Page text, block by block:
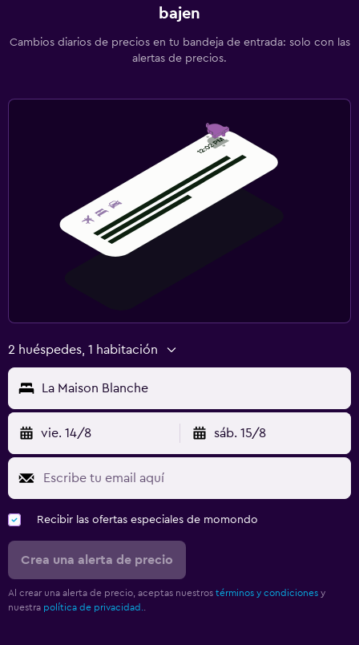
bajen
Cambios diarios de precios en tu bandeja de entrada: solo con las
alertas de precios.
2 huéspedes, 1 habitación
La Maison Blanche
vie. 14/8 sáb. 15/8
Recibir las ofertas especiales de momondo
Crea una alerta de precio
Al crear una alerta de precio, aceptas nuestros términos y condiciones y
nuestra política de privacidad.